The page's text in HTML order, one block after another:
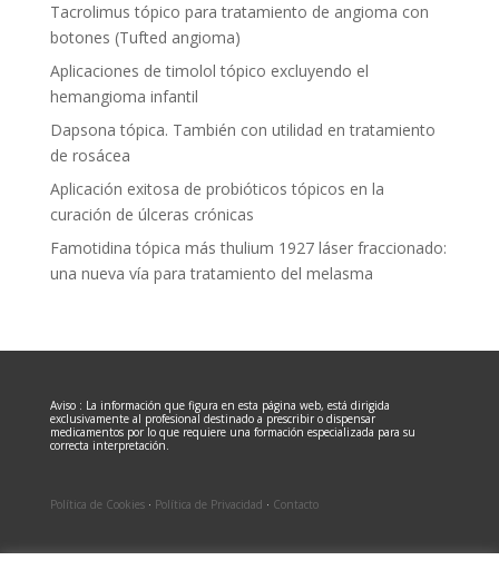
Tacrolimus tópico para tratamiento de angioma con
botones (Tufted angioma)
Aplicaciones de timolol tópico excluyendo el
hemangioma infantil
Dapsona tópica. También con utilidad en tratamiento
de rosácea
Aplicación exitosa de probióticos tópicos en la
curación de úlceras crónicas
Famotidina tópica más thulium 1927 láser fraccionado:
una nueva vía para tratamiento del melasma
Aviso : La información que figura en esta página web, está dirigida
exclusivamente al profesional destinado a prescribir o dispensar
medicamentos por lo que requiere una formación especializada para su
correcta interpretación.
Política de Cookies· Política de Privacidad · Contacto